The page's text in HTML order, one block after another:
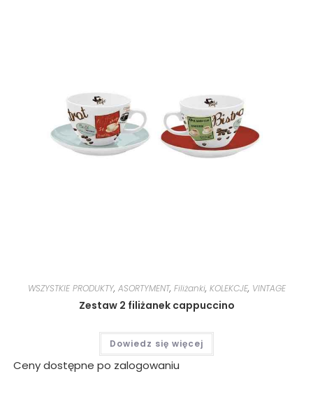
WSZYSTKIE PRODUKTY, ASORTYMENT, Filiżanki, KOLEKCJE, VINTAGE
Zestaw 2 filiżanek cappuccino
Dowiedz się więcej
Ceny dostępne po zalogowaniu